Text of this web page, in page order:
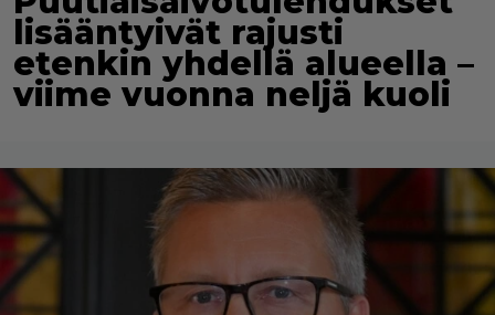
lisääntyivät rajusti
etenkin yhdellä alueella –
viime vuonna neljä kuoli